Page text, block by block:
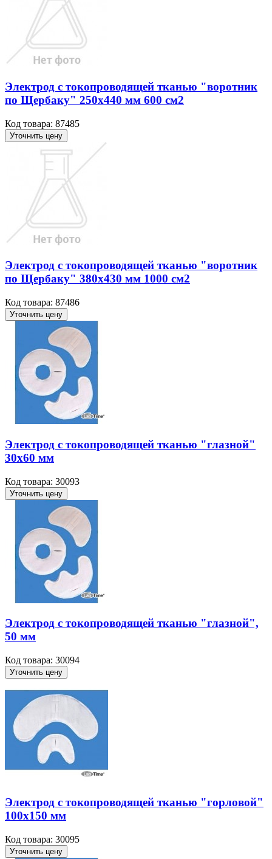
Электрод с токопроводящей тканью "воротник
по Щербаку" 250х440 мм 600 см2
Код товара: 87485
Уточнить цену
Электрод с токопроводящей тканью "воротник
по Щербаку" 380х430 мм 1000 см2
Код товара: 87486
Уточнить цену
Электрод с токопроводящей тканью "глазной"
30х60 мм
Код товара: 30093
Уточнить цену
Электрод с токопроводящей тканью "глазной",
50 мм
Код товара: 30094
Уточнить цену
Электрод с токопроводящей тканью "горловой"
100х150 мм
Код товара: 30095
Уточнить цену